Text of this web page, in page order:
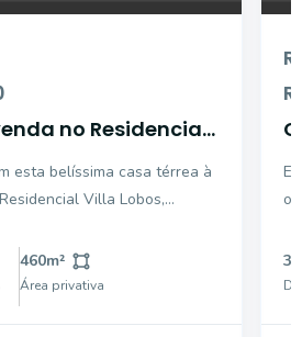
no Residencial
esta belíssima casa térrea à
Villa Lobos,
interna de 460,72m² e uma
este imóvel oferece todo o
460m²
Área privativa
-
3